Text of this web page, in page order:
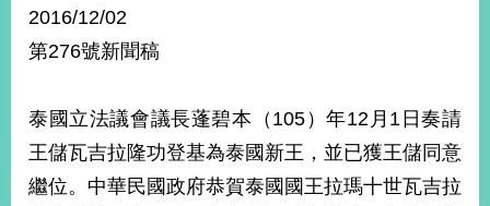
外
價
外
交
經
濟
2016/12/02
第276號新聞稿
泰國立法議會議長蓬碧本（105）年12月1日奏請
王儲瓦吉拉隆功登基為泰國新王，並已獲王儲同意
繼位。中華民國政府恭賀泰國國王拉瑪十世瓦吉拉